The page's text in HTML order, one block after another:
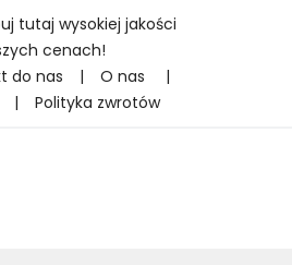
tutaj wysokiej jakości
cenach!
do nas | O nas
|
| Polityka zwrotów